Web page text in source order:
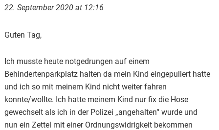
22. September 2020 at 12:16
Guten Tag,
Ich musste heute notgedrungen auf einem
Behindertenparkplatz halten da mein Kind eingepullert hatte
und ich so mit meinem Kind nicht weiter fahren
konnte/wollte. Ich hatte meinem Kind nur fix die Hose
gewechselt als ich in der Polizei „angehalten“ wurde und
nun ein Zettel mit einer Ordnungswidrigkeit bekommen